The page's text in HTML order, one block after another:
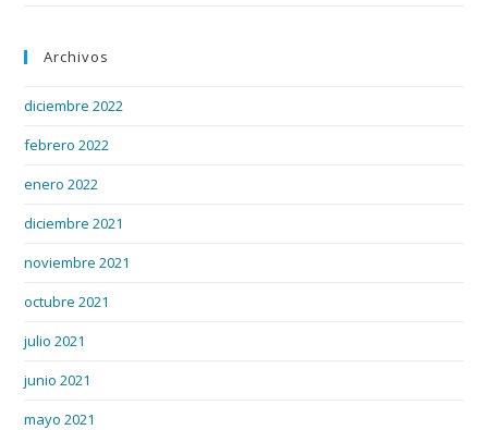
Archivos
diciembre 2022
febrero 2022
enero 2022
diciembre 2021
noviembre 2021
octubre 2021
julio 2021
junio 2021
mayo 2021